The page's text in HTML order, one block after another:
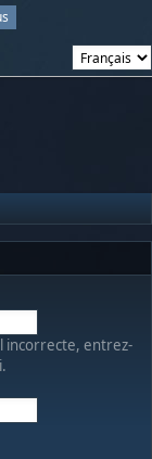
incorrecte, entrez-